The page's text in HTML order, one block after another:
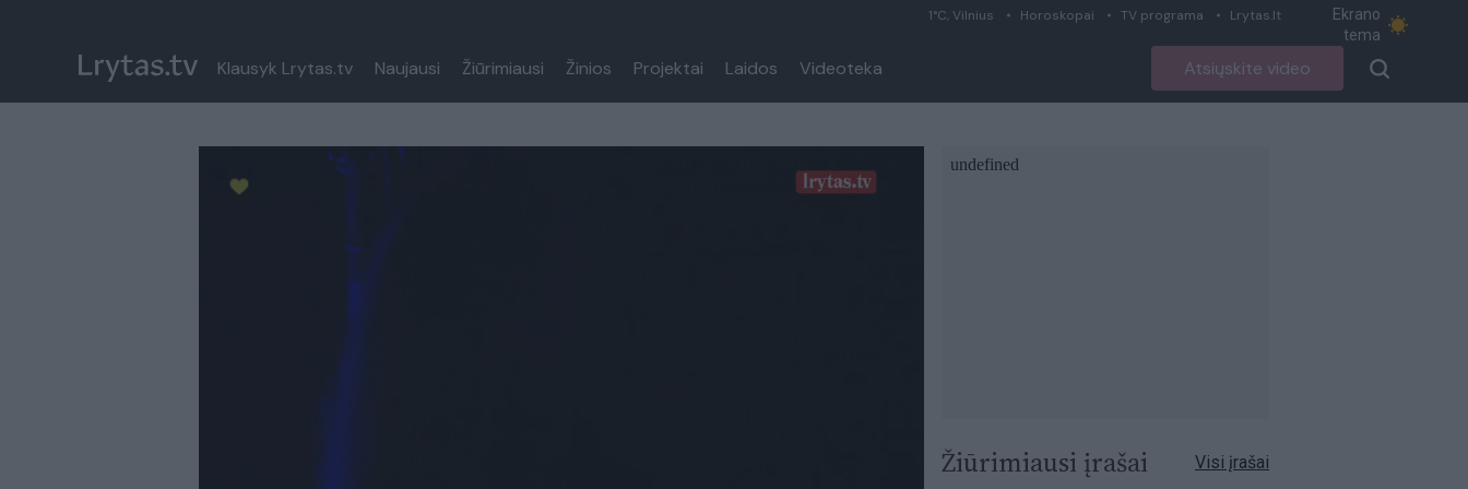
1°C, Vilnius Horoskopai TV programa Lrytas.lt
Ekrano
tema
Klausyk Lrytas.tv Naujausi Žiūrimiausi Žinios Projektai Laidos Videoteka Atsiųskite video
Žiūrimiausi įrašai Visi įrašai